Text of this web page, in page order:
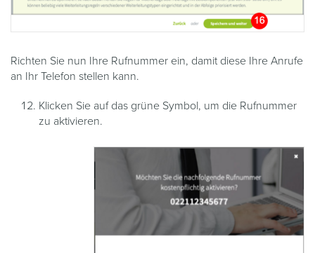
Richten Sie nun Ihre Rufnummer ein, damit diese Ihre Anrufe
an Ihr Telefon stellen kann.
Klicken Sie auf das grüne Symbol, um die Rufnummer
zu aktivieren.